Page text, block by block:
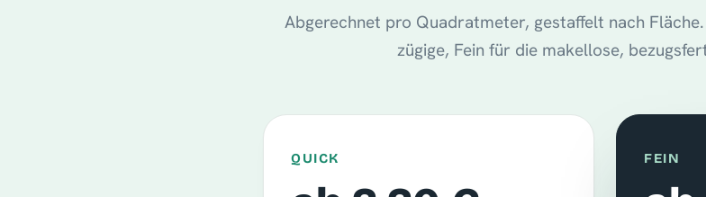
Abgerechnet pro Quadratmeter, gestaffelt nach
zügige, Fein für die makellose,
QUICK FEIN